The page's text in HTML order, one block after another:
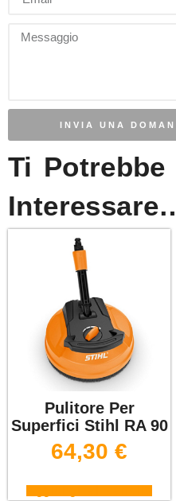
INVIA UNA
Ti Potrebbe
Pulitore Per
Superfici Stihl RA 90
64,30 €